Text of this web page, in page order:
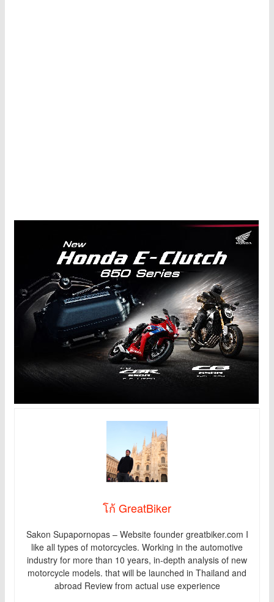
โก้ GreatBiker
Sakon Supapornopas – Website founder greatbiker.com I
like all types of motorcycles. Working in the automotive
industry for more than 10 years, in-depth analysis of new
motorcycle models. that will be launched in Thailand and
abroad Review from actual use experience